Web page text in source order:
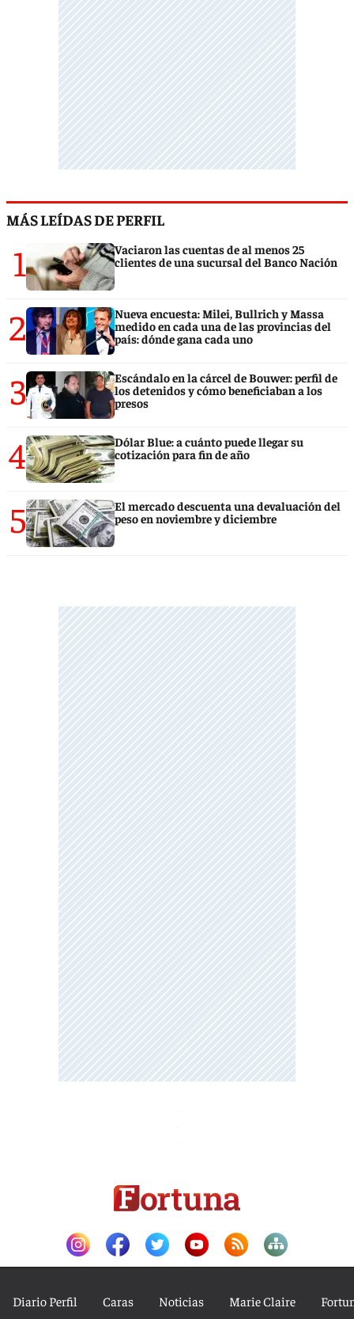
MÁS LEÍDAS DE PERFIL
1
Vaciaron las cuentas de al menos 25
clientes de una sucursal del Banco Nación
2
Nueva encuesta: Milei, Bullrich y Massa
medido en cada una de las provincias del
país: dónde gana cada uno
3
Escándalo en la cárcel de Bouwer: perfil de
los detenidos y cómo beneficiaban a los
presos
4
Dólar Blue: a cuánto puede llegar su
cotización para fin de año
5
El mercado descuenta una devaluación del
peso en noviembre y diciembre
Diario Perfil Caras Noticias Marie Claire